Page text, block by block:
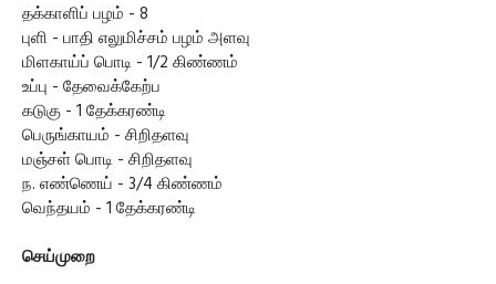
தக்காளிப் பழம் - 8
புளி - பாதி எலுமிச்சம் பழம் அளவு
மிளகாய்ப் பொடி - 1/2 கிண்ணம்
உப்பு - தேவைக்கேற்ப
கடுகு - 1 தேக்கரண்டி
பெருங்காயம் - சிறிதளவு
மஞ்சள் பொடி - சிறிதளவு
ந. எண்ணெய் - 3/4 கிண்ணம்
வெந்தயம் - 1 தேக்கரண்டி
செய்முறை